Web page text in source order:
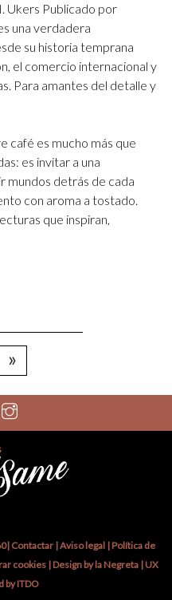
Ukers Publicado por
una verdadera
su historia temprana
el comercio internacional y
Para amantes del detalle y
café es mucho más que
es invitar a una
mundos detrás de cada
con aroma a tostado.
que inspiran,
»
| Contactar|Aviso legal| Política de
cookies | Design by la Negreta| UX
byITDO